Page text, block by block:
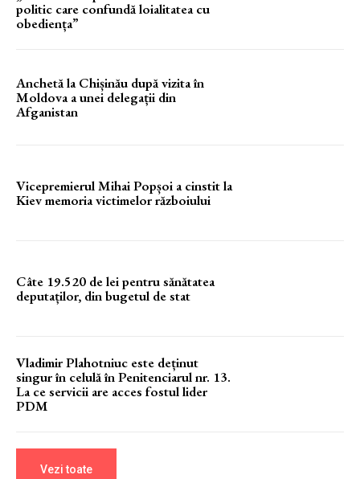
politic care confundă loialitatea cu
obediența”
Anchetă la Chișinău după vizita în
Moldova a unei delegații din
Afganistan
Vicepremierul Mihai Popșoi a cinstit la
Kiev memoria victimelor războiului
Câte 19.520 de lei pentru sănătatea
deputaților, din bugetul de stat
Vladimir Plahotniuc este deținut
singur în celulă în Penitenciarul nr. 13.
La ce servicii are acces fostul lider
PDM
Vezi toate